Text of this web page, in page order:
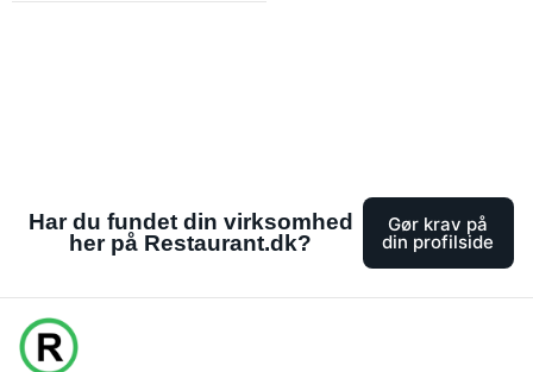
Har du fundet din virksomhed
her på Restaurant.dk?
Gør krav på
din profilside